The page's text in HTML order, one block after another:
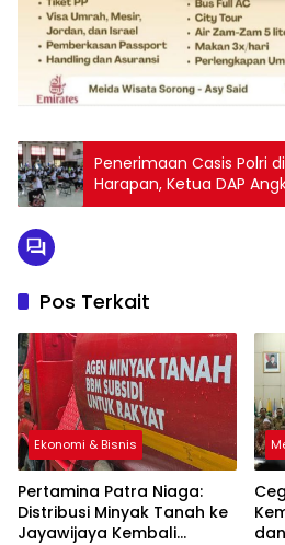
Penerimaan Casis Polri
Harapan, Ketua DAP
Pos Terkait
Ekonomi & Bisnis
Pertamina Patra Niaga:
Distribusi Minyak Tanah ke
Jayawijaya Kembali